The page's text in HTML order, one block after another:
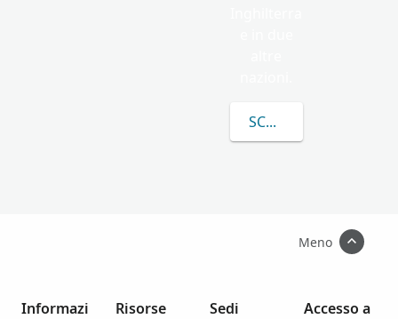
SCOPRI DI PIÙ SU
Meno
Informazi
Risorse
Sedi
Accesso a